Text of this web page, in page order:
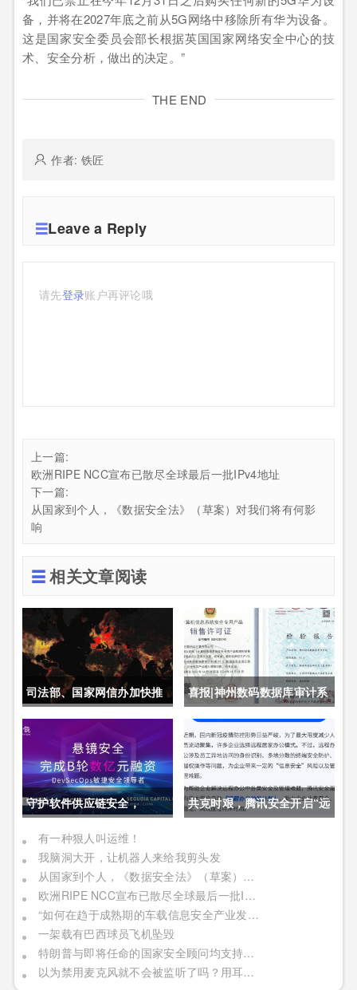
备，并将在2027年底之前从5G网络中移除所有华为设备。
这是国家安全委员会部长根据英国国家网络安全中心的技
术、安全分析，做出的决定。”
THE END
作者: 铁匠
Leave a Reply
请先登录账户再评论哦
上一篇:
欧洲RIPE NCC宣布已散尽全球最后一批IPv4地址
下一篇:
从国家到个人，《数据安全法》（草案）对我们将有何影
响
相关文章阅读
司法部、国家网信办加快推
动制定《未成年人网络保护
喜报|神州数码数据库审计系
统获公安部销售许可证
守护软件供应链安全，
DevSecOps头部厂商「悬
镜安全」完成B轮数亿元融
共克时艰，腾讯安全开启“远
有一种狠人叫运维！
我脑洞大开，让机器人来给我剪头发
从国家到个人，《数据安全法》（草案）对我们将有何影响
欧洲RIPE NCC宣布已散尽全球最后一批IPv4地址
“如何在趋于成熟期的车载信息安全产业发展阶段中成功获取商业机遇”
一架载有巴西球员飞机坠毁
特朗普与即将任命的国家安全顾问均支持攻击性网络武器
以为禁用麦克风就不会被监听了吗？用耳机也可以哟